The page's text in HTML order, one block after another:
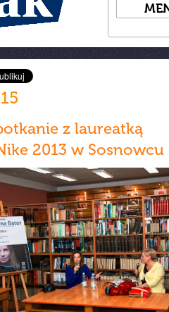
z laureatką
2013 w Sosnowcu